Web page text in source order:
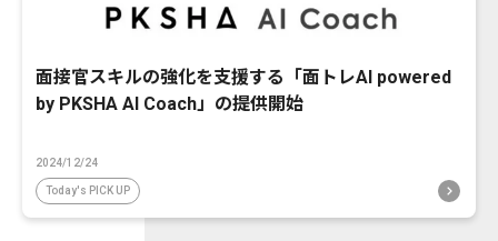
面接官スキルの強化を支援する「面トレAI powered
by PKSHA AI Coach」の提供開始
2024/12/24
Today's PICK UP